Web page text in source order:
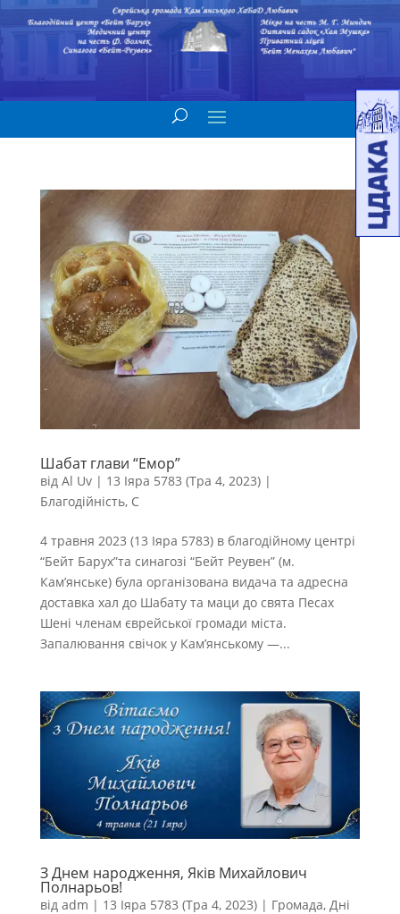
Шабат глави “Емор”
від Al Uv| 13 Іяра 5783 (Тра 4, 2023)|
Благодійність, С
4 травня 2023 (13 Іяра 5783) в благодійному центрі
“Бейт Барух”та синагозі “Бейт Реувен” (м.
Кам’янське) була організована видача та адресна
доставка хал до Шабату та маци до свята Песах
Шені членам єврейської громади міста.
Запалювання свічок у Кам’янському —...
З Днем народження, Яків Михайлович
Полнарьов!
від adm | 13 Іяра 5783 (Тра 4, 2023)| Громада, Дні